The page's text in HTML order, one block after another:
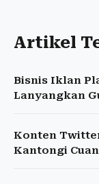
Artikel
Bisnis Iklan
Lanyangkan
Konten
Kantongi